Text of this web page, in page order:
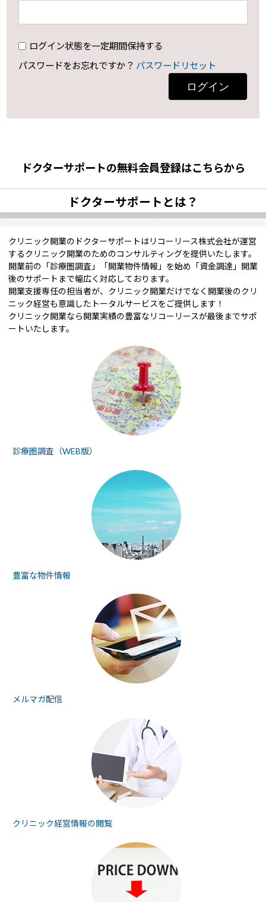
ログイン状態を一定期間保持する
パスワードをお忘れですか？ パスワードリセット
ログイン
ドクターサポートの無料会員登録はこちらから
ドクターサポートとは？
クリニック開業のドクターサポートはリコーリース株式会社が運営
するクリニック開業のためのコンサルティングを提供いたします。
開業前の「診療圏調査」「開業物件情報」を始め「資金調達」開業
後のサポートまで幅広く対応しております。
開業支援専任の担当者が、クリニック開業だけでなく開業後のクリ
ニック経営も意識したトータルサービスをご提供します！
クリニック開業なら開業実績の豊富なリコーリースが最後までサポ
ートいたします。
診療圏調査（WEB版）
豊富な物件情報
メルマガ配信
クリニック経営情報の閲覧